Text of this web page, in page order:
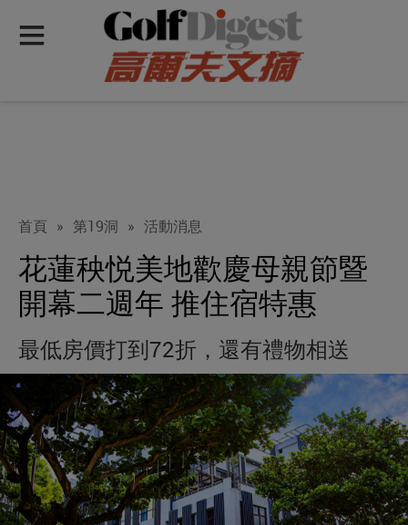
首頁 » 第19洞 » 活動消息
花蓮秧悦美地歡慶母親節暨
開幕二週年 推住宿特惠
最低房價打到72折，還有禮物相送